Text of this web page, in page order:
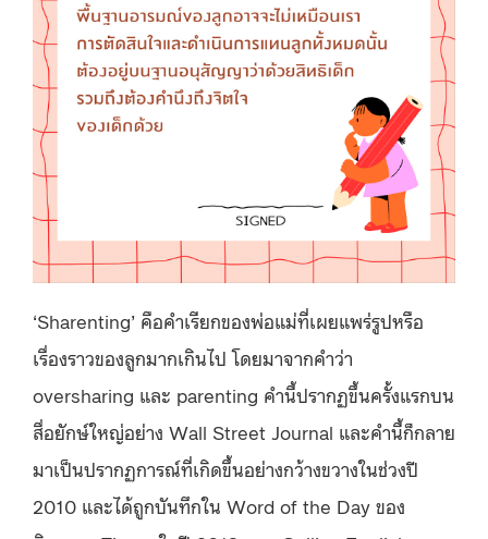
‘Sharenting’ คือคำเรียกของพ่อแม่ที่เผยแพร่รูปหรือ
เรื่องราวของลูกมากเกินไป โดยมาจากคำว่า
oversharing และ parenting คำนี้ปรากฏขึ้นครั้งแรกบน
สื่อยักษ์ใหญ่อย่าง Wall Street Journal และคำนี้ก็กลาย
มาเป็นปรากฏการณ์ที่เกิดขึ้นอย่างกว้างขวางในช่วงปี
2010 และได้ถูกบันทึกใน Word of the Day ของ